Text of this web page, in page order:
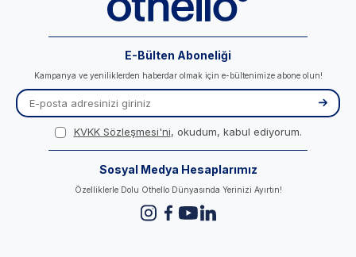
E-Bülten Aboneliği
Kampanya ve yeniliklerden haberdar olmak için e-bültenimize abone olun!
KVKK Sözleşmesi'ni, okudum, kabul ediyorum.
Sosyal Medya Hesaplarımız
Özelliklerle Dolu Othello Dünyasında Yerinizi Ayırtın!